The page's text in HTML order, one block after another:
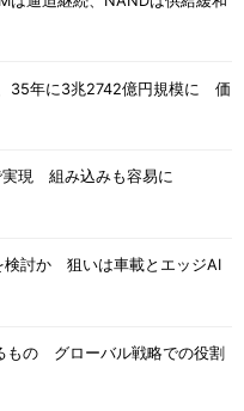
35年に3兆2742億円規模に 価
実現 組み込みも容易に
検討か 狙いは車載とエッジAI
もの グローバル戦略での役割